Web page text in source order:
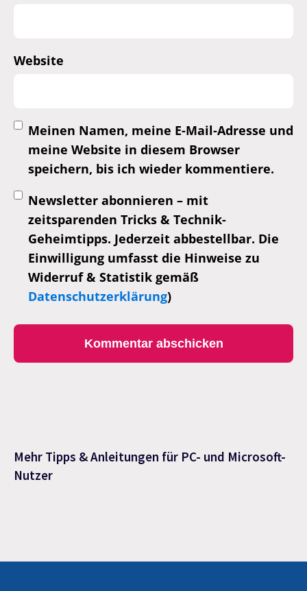
Website
Meinen Namen, meine E-Mail-Adresse und
meine Website in diesem Browser
speichern, bis ich wieder kommentiere.
Newsletter abonnieren – mit
zeitsparenden Tricks & Technik-
Geheimtipps. Jederzeit abbestellbar. Die
Einwilligung umfasst die Hinweise zu
Widerruf & Statistik gemäß
Datenschutzerklärung)
Mehr Tipps & Anleitungen für PC- und Microsoft-
Nutzer